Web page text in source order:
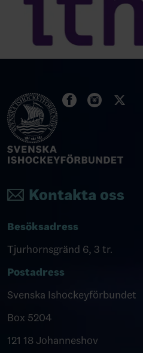
Kontakta oss
Besöksadress
Tjurhornsgränd 6, 3 tr.
Postadress
Svenska Ishockeyförbundet
Box 5204
121 18 Johanneshov